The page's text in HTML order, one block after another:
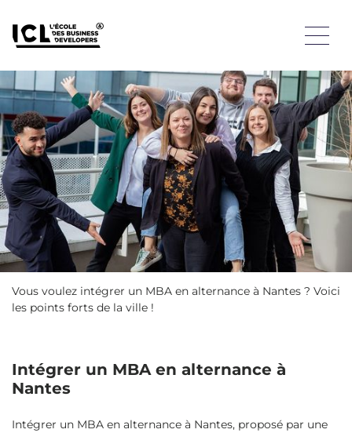
vous présente les avantages de son MBA Business
Developer!
Jouissant d’une situation géographique idéale, à quelques
kilomètres de l’océan Atlantique, Nantes est une ville où il
fait très bon vivre. La Venise de l’Ouest constitue un
carrefour économique important pour la France et une
destination privilégiée pour les apprenants en quête d’une
formation épanouissante. Ceux et celles qui y résident
profitent d’une qualité de vie élevée et de la proximité de la
mer.
Vous voulez intégrer un MBA en alternance à Nantes ? Voici
les points forts de la ville !
Intégrer un MBA en alternance à
Nantes
Intégrer un MBA en alternance à Nantes, proposé par une